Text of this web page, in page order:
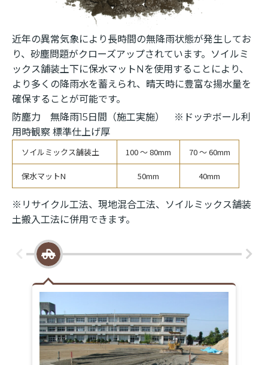
近年の異常気象により長時間の無降雨状態が発生してお
り、砂塵問題がクローズアップされています。ソイルミ
ックス舗装土下に保水マットNを使用することにより、
より多くの降雨水を蓄えられ、晴天時に豊富な揚水量を
確保することが可能です。
防塵力 無降雨15日間（施工実施） ※ドッヂボール利
用時観察 標準仕上げ厚
ソイルミックス舗装土
100 ～ 80mm 70 ～ 60mm
保水マットN 50mm 40mm
※リサイクル工法、現地混合工法、ソイルミックス舗装
土搬入工法に併用できます。